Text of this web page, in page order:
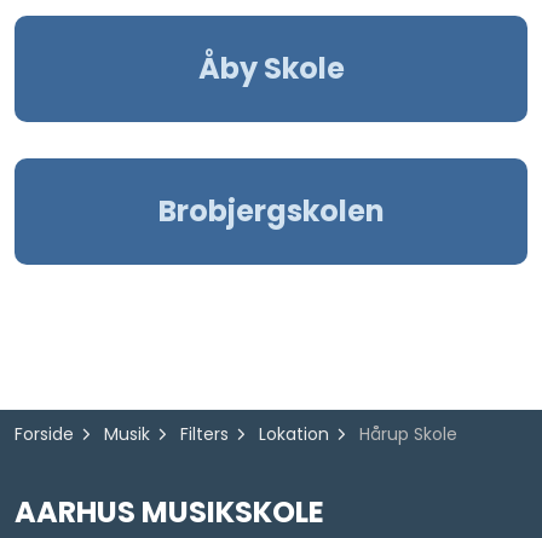
Åby Skole
Brobjergskolen
Forside Musik Filters Lokation Hårup Skole
AARHUS MUSIKSKOLE